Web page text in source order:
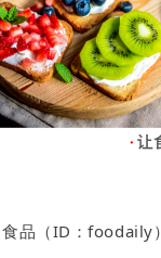
品（ID：foodaily）